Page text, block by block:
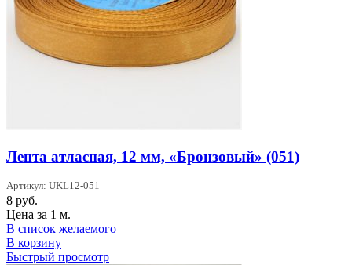
Лента атласная, 12 мм, «Бронзовый» (051)
Артикул: UKL12-051
8 руб.
Цена за 1 м.
В список желаемого
В корзину
Быстрый просмотр